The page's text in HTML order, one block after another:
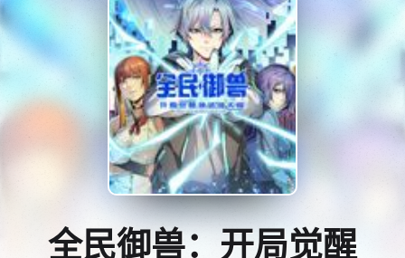
全民御兽：开局觉醒